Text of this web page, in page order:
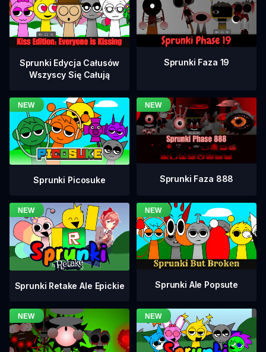
Sprunki Edycja Całusów
Wszyscy Się Całują
Sprunki Faza 19
Sprunki Picosuke Sprunki Faza 888
Sprunki Retake Ale Epickie Sprunki Ale Popsute